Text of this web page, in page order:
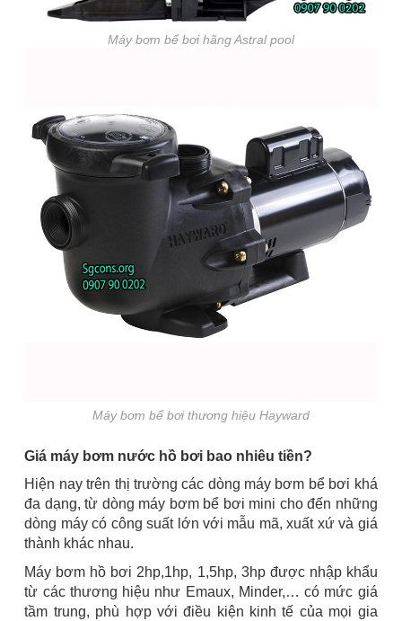
Máy bơm bể bơi hãng Astral pool
Máy bơm bể bơi thương hiệu Hayward
Giá máy bơm nước hồ bơi bao nhiêu tiền?
Hiện nay trên thị trường các dòng máy bơm bể bơi khá
đa dạng, từ dòng máy bơm bể bơi mini cho đến những
dòng máy có công suất lớn với mẫu mã, xuất xứ và giá
thành khác nhau.
Máy bơm hồ bơi 2hp,1hp, 1,5hp, 3hp được nhập khẩu
từ các thương hiệu như Emaux, Minder,… có mức giá
tầm trung, phù hợp với điều kiện kinh tế của mọi gia